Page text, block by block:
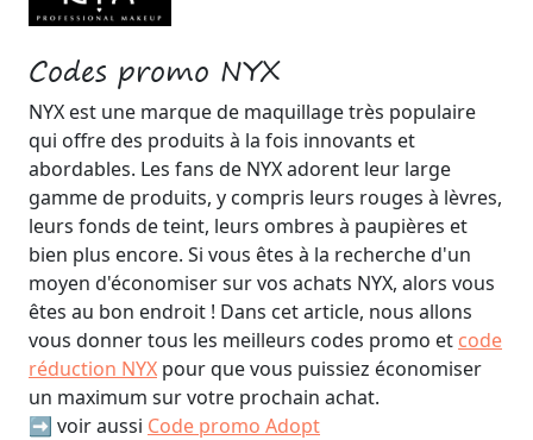
Codes promo NYX
NYX est une marque de maquillage très populaire
qui offre des produits à la fois innovants et
abordables. Les fans de NYX adorent leur large
gamme de produits, y compris leurs rouges à lèvres,
leurs fonds de teint, leurs ombres à paupières et
bien plus encore. Si vous êtes à la recherche d'un
moyen d'économiser sur vos achats NYX, alors vous
êtes au bon endroit ! Dans cet article, nous allons
vous donner tous les meilleurs codes promo et code
réduction NYX pour que vous puissiez économiser
un maximum sur votre prochain achat.
➡️ voir aussi Code promo Adopt